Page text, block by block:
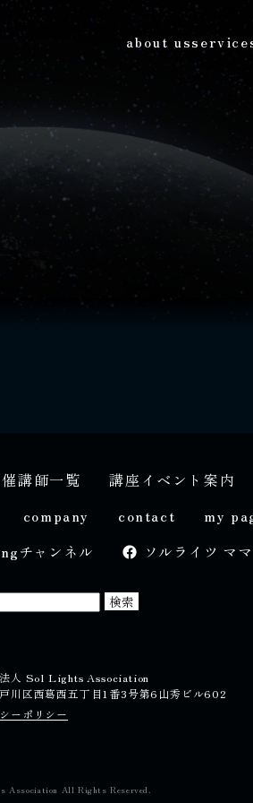
about usservice
講師一覧 講座イベント案内
company contact
my
チャンネル ソルライツ ママ
人 Sol Lights Association
川区西葛西五丁目1番3号第6山秀ビル602
ーポリシー
Association All Rights Reserved.